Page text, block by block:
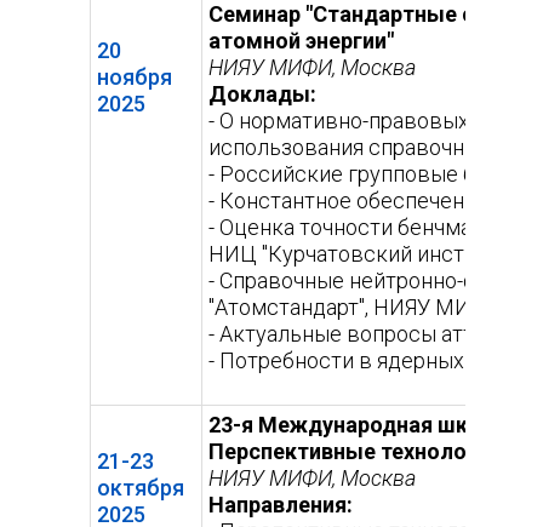
20
ноября
2025
Семинар "Стандартные
атомной энергии"
НИЯУ МИФИ, Москва
Доклады:
- О нормативно-правовых актах
использования справочных
- Российские групповые
- Константное обеспечение
- Оценка точности бенчмарк-
НИЦ "Курчатовский институт")
- Справочные нейтронно-
"Атомстандарт", НИЯУ МИФИ)
- Актуальные вопросы
- Потребности в ядерных
21-23
октября
2025
23-я Международная школа-
Перспективные технологии и
НИЯУ МИФИ, Москва
Направления: